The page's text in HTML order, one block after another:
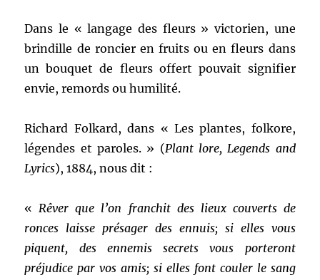
Dans le « langage des fleurs » victorien, une
brindille de roncier en fruits ou en fleurs dans
un bouquet de fleurs offert pouvait signifier
envie, remords ou humilité.
Richard Folkard, dans « Les plantes, folkore,
légendes et paroles. » (Plant lore, Legends and
Lyrics), 1884, nous dit :
«Rêver que l’on franchit des lieux couverts de
ronces laisse présager des ennuis; si elles vous
piquent, des ennemis secrets vous porteront
préjudice par vos amis; si elles font couler le sang